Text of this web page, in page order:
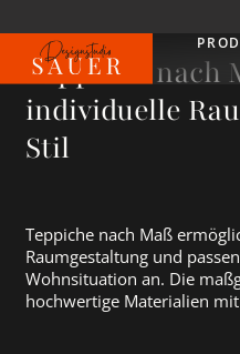
Teppiche nach
individuelle
Stil
Teppiche nach Maß
Raumgestaltung und
Wohnsituation an. Die
hochwertige Materialien